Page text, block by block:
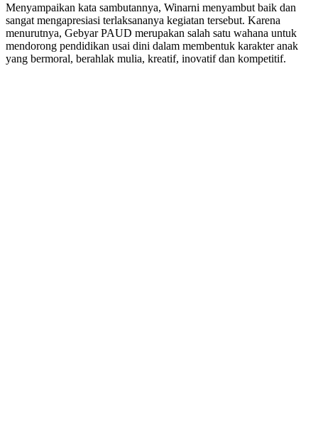
Menyampaikan kata sambutannya, Winarni menyambut baik dan
sangat mengapresiasi terlaksananya kegiatan tersebut. Karena
menurutnya, Gebyar PAUD merupakan salah satu wahana untuk
mendorong pendidikan usai dini dalam membentuk karakter anak
yang bermoral, berahlak mulia, kreatif, inovatif dan kompetitif.